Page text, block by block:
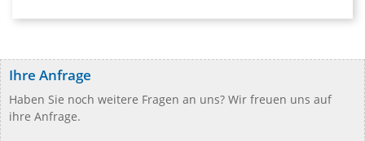
Ihre Anfrage
Haben Sie noch weitere Fragen an uns? Wir freuen uns auf
ihre Anfrage.